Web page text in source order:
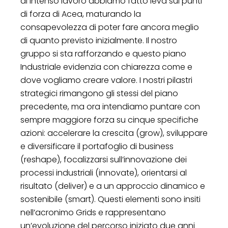
di forza di Acea, maturando la
consapevolezza di poter fare ancora meglio
di quanto previsto inizialmente. Il nostro
gruppo si sta rafforzando e questo piano
Industriale evidenzia con chiarezza come e
dove vogliamo creare valore. I nostri pilastri
strategici rimangono gli stessi del piano
precedente, ma ora intendiamo puntare con
sempre maggiore forza su cinque specifiche
azioni: accelerare la crescita (grow), sviluppare
e diversificare il portafoglio di business
(reshape), focalizzarsi sull’innovazione dei
processi industriali (innovate), orientarsi al
risultato (deliver) e a un approccio dinamico e
sostenibile (smart). Questi elementi sono insiti
nell’acronimo Grids e rappresentano
un’evoluzione del percorso iniziato due anni